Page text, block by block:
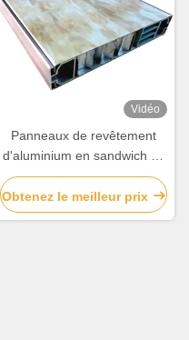
Vidéo
Panneaux de revêtement
d'aluminium en sandwich de
nid de miel pour la
décoration de bâtiments
Obtenez le meilleur prix